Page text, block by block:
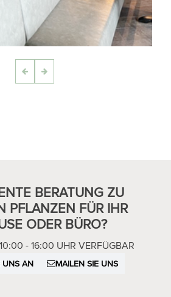
BERATUNG ZU
PFLANZEN FÜR IHR
ODER BÜRO?
- 16:00 UHR VERFÜGBAR
UNS AN MAILEN SIE UNS